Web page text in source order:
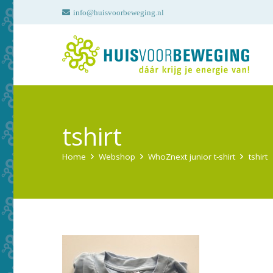
info@huisvoorbeweging.nl
tshirt
Home Webshop WhoZnext junior t-shirt tshirt